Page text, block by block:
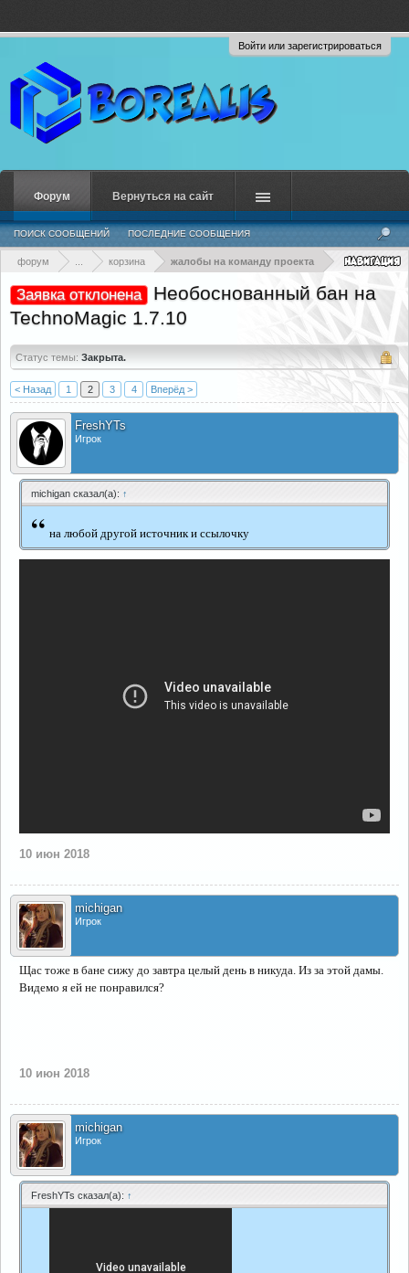
Войти или зарегистрироваться
форум корзина жалобы на команду проекта
Заявка отклонена
Необоснованный бан на
TechnoMagic 1.7.10
Статус темы: Закрыта.
< Назад 1 2 3 4 Вперёд >
FreshYTs
Игрок
michigan сказал(а): ↑
“ на любой другой источник и ссылочку
10 июн 2018
michigan
Игрок
Щас тоже в бане сижу до завтра целый день в никуда. Из за этой дамы.
Видемо я ей не понравился?
10 июн 2018
michigan
Игрок
FreshYTs сказал(а): ↑
Форум
ПОИСК СООБЩЕНИЙ ПОСЛЕДНИЕ СООБЩЕНИЯ
Вернуться на сайт